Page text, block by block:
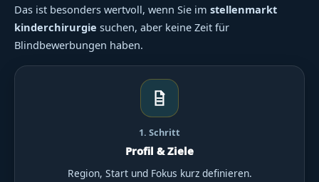
Das ist besonders wertvoll, wenn Sie im stellenmarkt
kinderchirurgie suchen, aber keine Zeit für
Blindbewerbungen haben.
1. Schritt
Profil & Ziele
Region, Start und Fokus kurz definieren.